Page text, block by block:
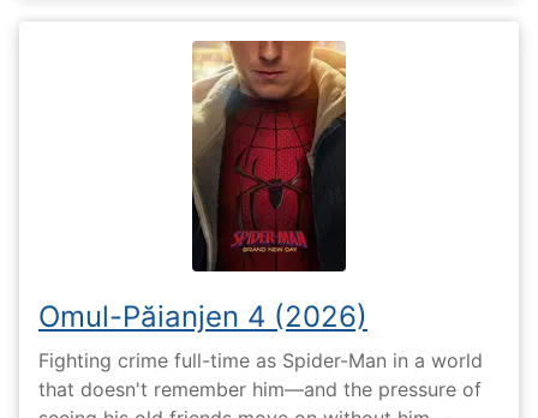
Omul-Păianjen 4 (2026)
Fighting crime full-time as Spider-Man in a world
that doesn't remember him—and the pressure of